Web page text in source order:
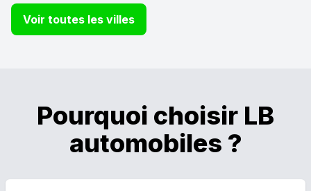
Voir toutes les villes
Pourquoi choisir LB
automobiles ?